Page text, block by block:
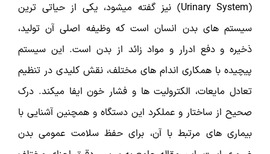
(Urinary System) نیز گفته میشود، یکی از حیاتی ترین
سیستم های بدن انسان است که وظیفه اصلی آن تولید،
ذخیره و دفع ادرار و مواد زائد از بدن است. این سیستم
پیچیده با همکاری اندام های مختلف، نقش کلیدی در تنظیم
تعادل مایعات، الکترولیت ها و فشار خون ایفا میکند. درک
صحیح از ساختار و عملکرد این دستگاه و همچنین آشنایی با
بیماری های مرتبط با آن، برای حفظ سلامت عمومی بدن